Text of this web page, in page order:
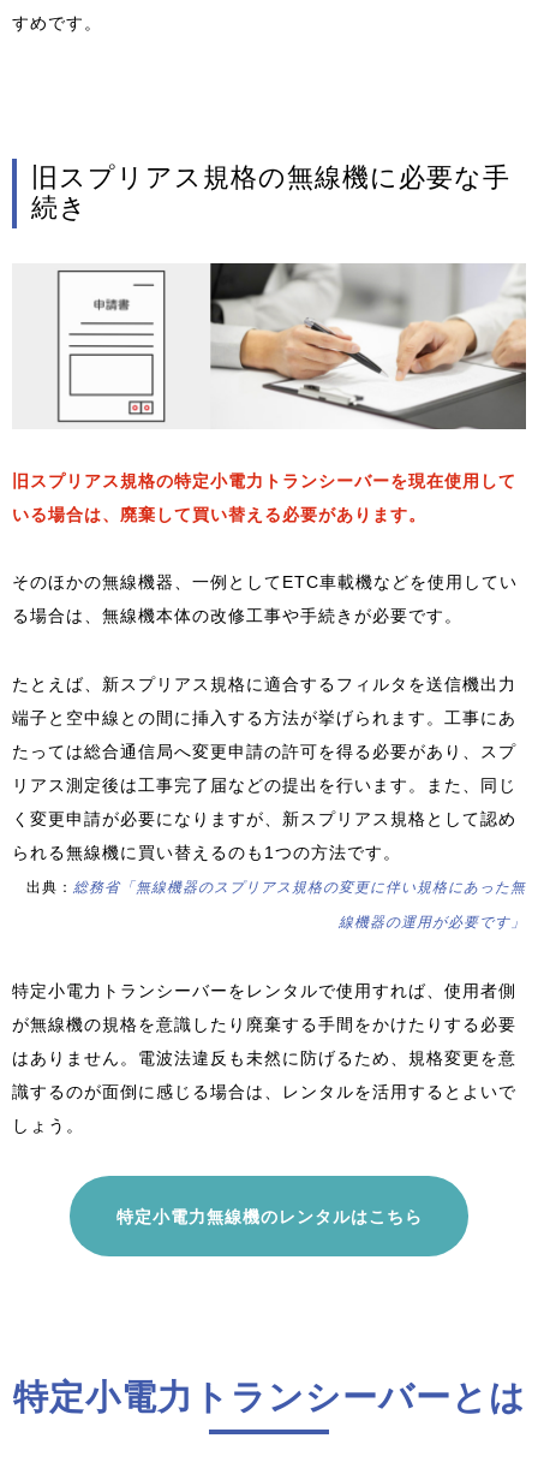
すめです。
旧スプリアス規格の無線機に必要な手
続き
旧スプリアス規格の特定小電力トランシーバーを現在使用して
いる場合は、廃棄して買い替える必要があります。
そのほかの無線機器、一例としてETC車載機などを使用してい
る場合は、無線機本体の改修工事や手続きが必要です。
たとえば、新スプリアス規格に適合するフィルタを送信機出力
端子と空中線との間に挿入する方法が挙げられます。工事にあ
たっては総合通信局へ変更申請の許可を得る必要があり、スプ
リアス測定後は工事完了届などの提出を行います。また、同じ
く変更申請が必要になりますが、新スプリアス規格として認め
られる無線機に買い替えるのも1つの方法です。
出典： 総務省「無線機器のスプリアス規格の変更に伴い規格にあった無
線機器の運用が必要です」
特定小電力トランシーバーをレンタルで使用すれば、使用者側
が無線機の規格を意識したり廃棄する手間をかけたりする必要
はありません。電波法違反も未然に防げるため、規格変更を意
識するのが面倒に感じる場合は、レンタルを活用するとよいで
しょう。
特定小電力無線機のレンタルはこちら
特定小電力トランシーバーとは